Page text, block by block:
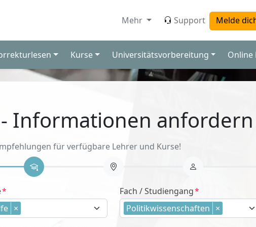
Mehr Support Melde
Kurse Universitätsvorbereitung Online
Informationen anfordern
für verfügbare Lehrer und Kurse!
×
Fach / Studiengang
Politikwissenschaften ×